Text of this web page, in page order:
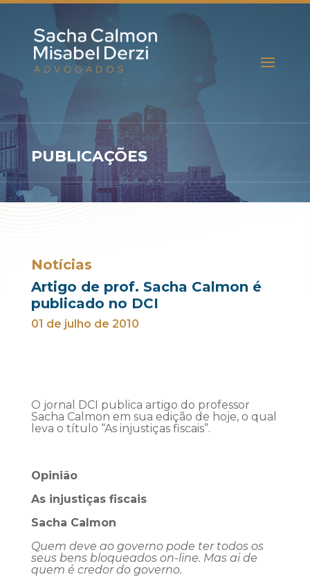
PUBLICAÇÕES
Notícias
Artigo de prof. Sacha Calmon é
publicado no DCI
01 de julho de 2010
O jornal DCI publica artigo do professor
Sacha Calmon em sua edição de hoje, o qual
leva o título “As injustiças fiscais”.
Opinião
As injustiças fiscais
Sacha Calmon
Quem deve ao governo pode ter todos os
seus bens bloqueados on-line. Mas ai de
quem é credor do governo.